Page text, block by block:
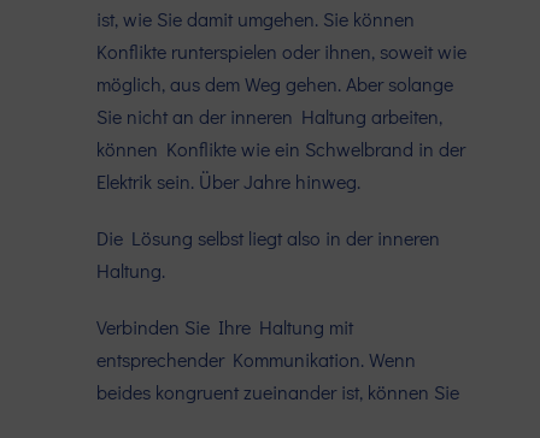
ist, wie Sie damit umgehen. Sie können
Konflikte runterspielen oder ihnen, soweit wie
möglich, aus dem Weg gehen. Aber solange
Sie nicht an der inneren Haltung arbeiten,
können Konflikte wie ein Schwelbrand in der
Elektrik sein. Über Jahre hinweg.
Die Lösung selbst liegt also in der inneren
Haltung.
Verbinden Sie Ihre Haltung mit
entsprechender Kommunikation. Wenn
beides kongruent zueinander ist, können Sie